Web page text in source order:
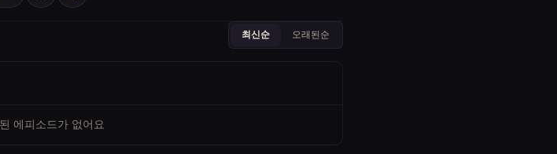
최신순 오래된순
에피소드가 없어요